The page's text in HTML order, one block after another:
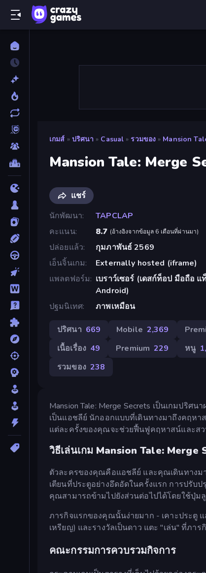
เกมส์ » ปริศนา » Casual » รวมของ » Mansion
Mansion Tale: Merge
แชร์
นักพัฒนา
TAPCLAP
คะแนน
8.7 (อ้างอิงจากข้อมูล 6 เดือนที่ผ่านมา)
ปล่อยแล้ว
กุมภาพันธ์ 2569
เอ็นจิ้นเกม
Externally hosted (iframe)
แพลตฟอร์ม
เบราว์เซอร์ (เดสก์ท็อป มือถือ
Android)
ปฐมนิเทศ
ภาพเหมือน
ปริศนา 669 Mobile 2,369
เนื้อเรื่อง 49 Premium 229 หนู
รวมของ 238
Mansion Tale: Merge Secrets เป็นเกมปริ
เป็นแอชลีย์ นักออกแบบที่เดินทางมาถึงคฤหา
แต่ละครั้งของคุณจะช่วยฟื้นฟูคฤหาสน์และส
วิธีเล่นเกม Mansion Tale: Merge
ตัวละครของคุณคือแอชลีย์ และคุณเดินทางม
เตียนที่ประตูอย่างอึดอัดในครั้งแรก การปรั
คุณสามารถข้ามไปยังส่วนต่อไปได้โดยใช้ปุ่ม
ภารกิจแรกของคุณนั้นง่ายมาก - เคาะประตู
เหรียญ) และรางวัลเป็นดาว แตะ "เล่น" ที่ภา
คณะกรรมการควบรวมกิจการ